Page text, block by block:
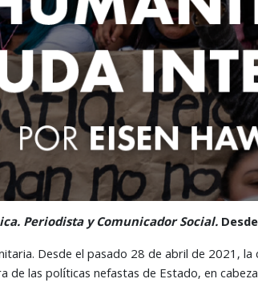
Periodista y Comunicador Social.
Desde el pasado 28 de abril de 2021,
las políticas nefastas de Estado, en